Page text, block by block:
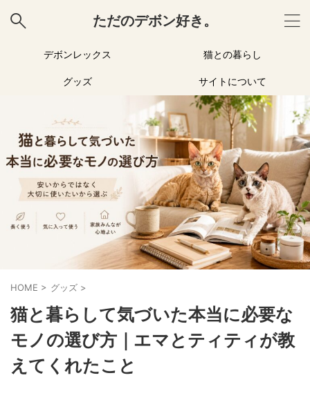
ただのデボン好き。
デボンレックス 猫との暮らし
グッズ サイトについて
HOME > グッズ >
猫と暮らして気づいた本当に必要な
モノの選び方｜エマとティティが教
えてくれたこと